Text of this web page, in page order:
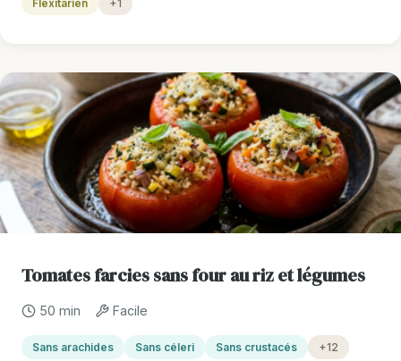
Flexitarien +1
Tomates farcies sans four au riz et légumes
50 min Facile
Sans arachides Sans céleri Sans crustacés +12